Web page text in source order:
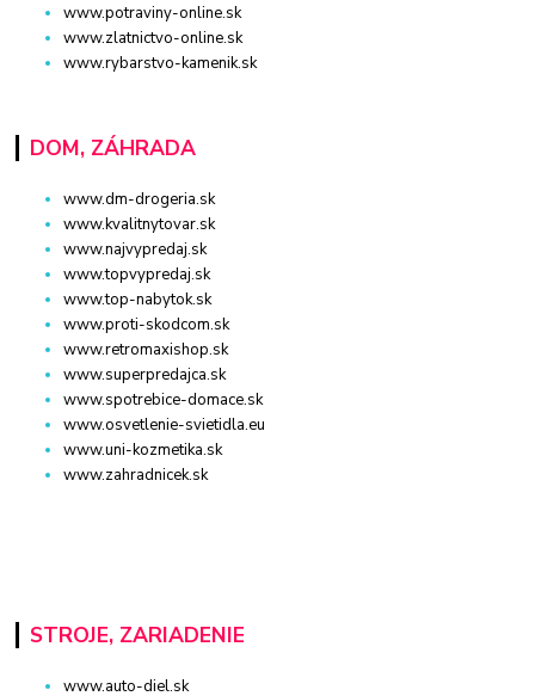
www.potraviny-online.sk
www.zlatnictvo-online.sk
www.rybarstvo-kamenik.sk
DOM, ZÁHRADA
www.dm-drogeria.sk
www.kvalitnytovar.sk
www.najvypredaj.sk
www.topvypredaj.sk
www.top-nabytok.sk
www.proti-skodcom.sk
www.retromaxishop.sk
www.superpredajca.sk
www.spotrebice-domace.sk
www.osvetlenie-svietidla.eu
www.uni-kozmetika.sk
www.zahradnicek.sk
STROJE, ZARIADENIE
www.auto-diel.sk